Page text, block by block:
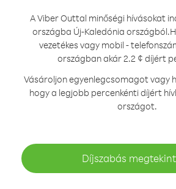
A Viber Outtal minőségi hívásokat
országba Új-Kaledónia országból.
vezetékes vagy mobil -
országban akár 2.2 ¢ díjért
Vásároljon egyenlegcsomagot vagy
hogy a legjobb percenkénti díjért
országot.
Díjszabás